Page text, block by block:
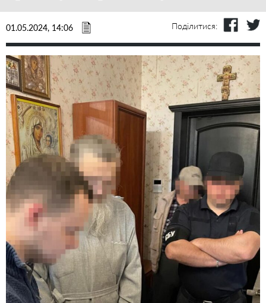
01.05.2024, 14:06 Поділитися: